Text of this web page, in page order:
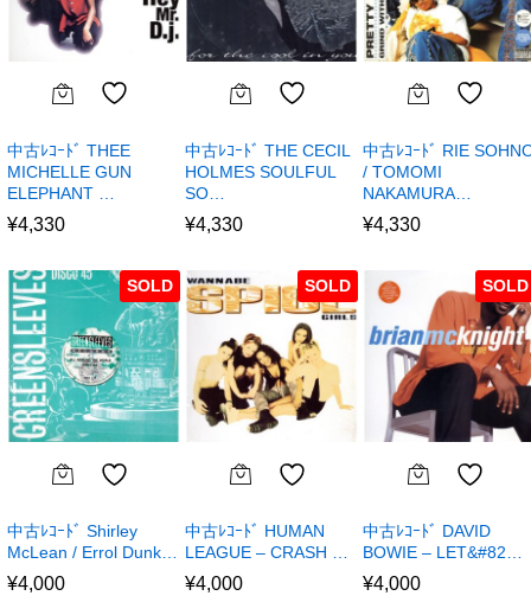
中古ﾚｺｰﾄﾞ THEE
MICHELLE GUN
ELEPHANT …
¥4,330
中古ﾚｺｰﾄﾞ THE CECIL
HOLMES SOULFUL
SO…
¥4,330
中古ﾚｺｰﾄﾞ RIE
/ TOMOMI
NAKAMURA…
¥4,330
SOLD
中古ﾚｺｰﾄﾞ Shirley
McLean / Errol Dunk…
¥4,000
SOLD
中古ﾚｺｰﾄﾞ HUMAN
LEAGUE – CRASH …
¥4,000
SOLD
中古ﾚｺｰﾄﾞ DAVID
BOWIE – LET&#82…
¥4,000